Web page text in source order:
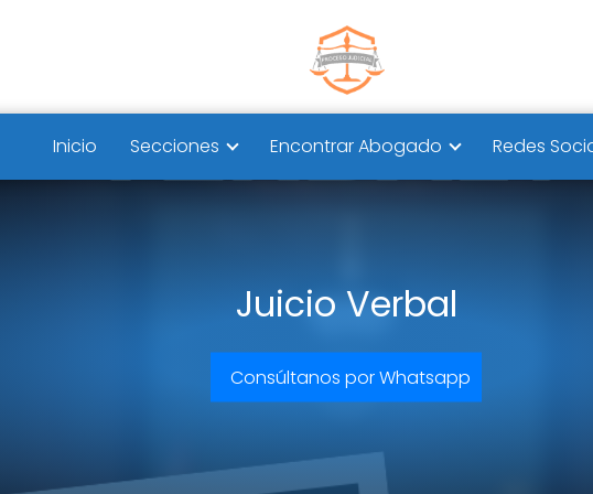
Inicio Secciones Encontrar Abogado Redes
Juicio Verbal
Consúltanos por Whatsapp